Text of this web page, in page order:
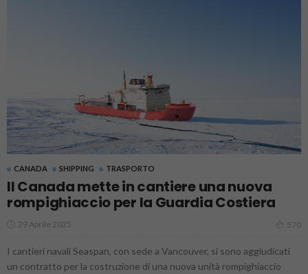
CANADA SHIPPING TRASPORTO
Il Canada mette in cantiere una nuova
rompighiaccio per la Guardia Costiera
29 Aprile 2025 570
I cantieri navali Seaspan, con sede a Vancouver, si sono aggiudicati
un contratto per la costruzione di una nuova unità rompighiaccio